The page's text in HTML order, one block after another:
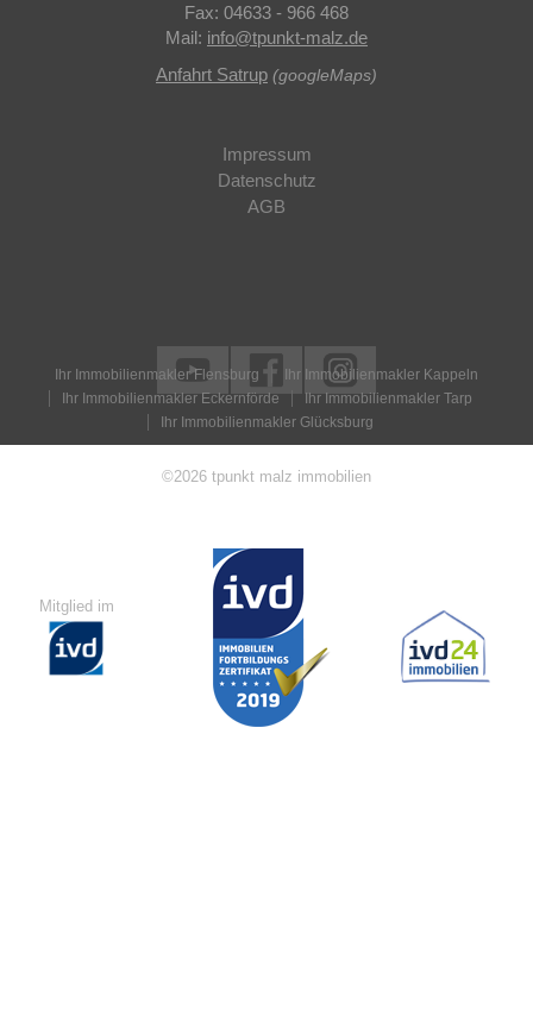
Fax: 04633 - 966 468
Mail: info@tpunkt-malz.de
Anfahrt Satrup (googleMaps)
Impressum
Datenschutz
AGB
Ihr Immobilienmakler Flensburg
Ihr Immobilienmakler Kappeln
Ihr Immobilienmakler Eckernförde
Ihr Immobilienmakler Tarp
Ihr Immobilienmakler Glücksburg
©2026 tpunkt malz immobilien
Mitglied im